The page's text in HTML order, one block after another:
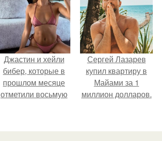
Джастин и хейли
бибер, которые в
прошлом месяце
отметили восьмую
новые фото с
Сергей Лазарев
купил квартиру в
Майами за 1
миллион долларов.